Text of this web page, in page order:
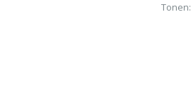
Tonen: